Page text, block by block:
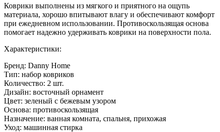
Коврики выполнены из мягкого и приятного на ощупь
материала, хорошо впитывают влагу и обеспечивают комфорт
при ежедневном использовании. Противоскользящая основа
помогает надежно удерживать коврики на поверхности пола.
Характеристики:
Бренд: Danny Home
Тип: набор ковриков
Количество: 2 шт.
Дизайн: восточный орнамент
Цвет: зеленый с бежевым узором
Основа: противоскользящая
Назначение: ванная комната, спальня, прихожая
Уход: машинная стирка